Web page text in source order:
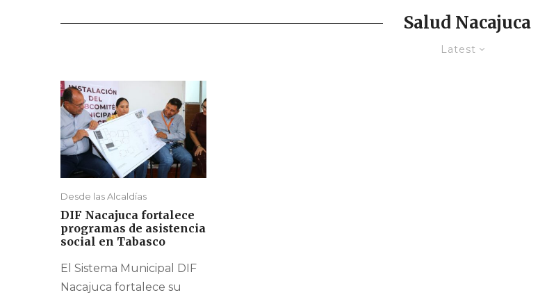
Salud Nacajuca
Latest
Desde las Alcaldías
DIF Nacajuca fortalece
programas de asistencia
social en Tabasco
El Sistema Municipal DIF
Nacajuca fortalece su